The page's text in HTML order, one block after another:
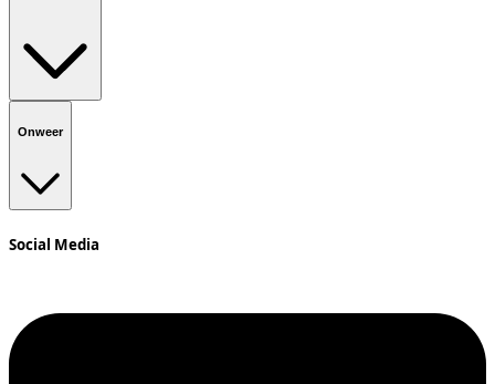
Onweer
Social Media